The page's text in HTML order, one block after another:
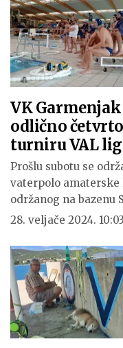
VK
odlično
turniru VAL
Prošlu subotu se
vaterpolo amaterske
održanog na bazenu
28. veljače 2024. 10:03